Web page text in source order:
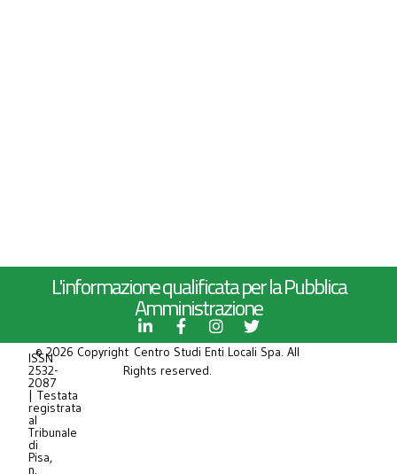
L'informazione qualificata per la Pubblica
Amministrazione
ISSN
2532-
2087
| Testata
registrata
al
Tribunale
di
Pisa,
n.
© 2026 Copyright Centro Studi Enti Locali Spa. All
Rights reserved.